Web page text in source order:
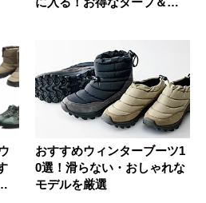
おすすめウィンターブーツ1
0選！滑らない・おしゃれな
モデルを厳選